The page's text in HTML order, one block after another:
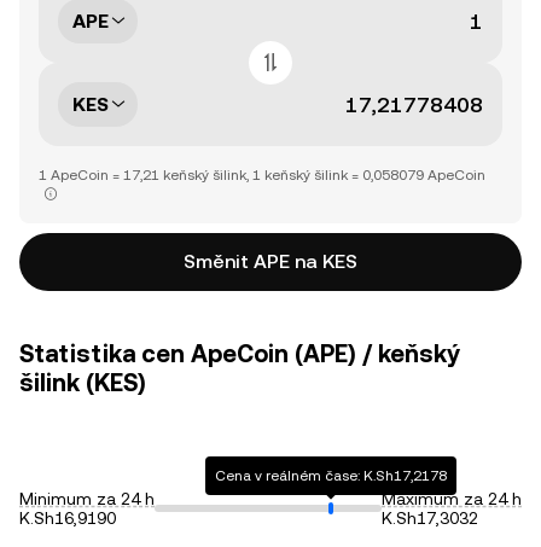
APE
KES
1 ApeCoin = 17,21 keňský šilink, 1 keňský šilink = 0,058079 ApeCoin
Směnit APE na KES
Statistika cen ApeCoin (APE) / keňský
šilink (KES)
Minimum za 24 h
K.Sh16,9190
Cena v reálném čase: K.Sh17,2178
Maximum za 24 h
K.Sh17,3032